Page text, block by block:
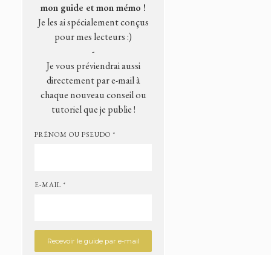
mon guide et mon mémo !
Je les ai spécialement conçus
pour mes lecteurs :)
-
Je vous préviendrai aussi
directement par e-mail à
chaque nouveau conseil ou
tutoriel que je publie !
PRÉNOM OU PSEUDO *
E-MAIL *